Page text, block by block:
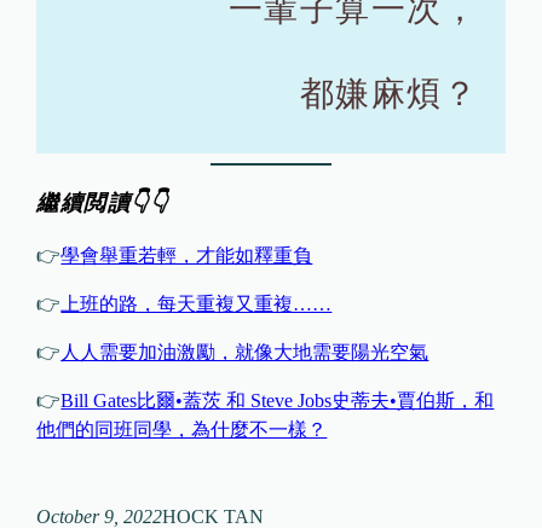
一輩子算一次，
都嫌麻煩？
繼續閲讀👇👇
👉學會舉重若輕，才能如釋重負
👉 上班的路，每天重複又重複……
👉 人人需要加油激勵，就像大地需要陽光空氣
👉Bill Gates比爾•蓋茨 和 Steve Jobs史蒂夫•賈伯斯，和
他們的同班同學，為什麼不一樣？
October 9, 2022HOCK TAN